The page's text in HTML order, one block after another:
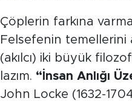
Çöplerin farkına
Felsefenin
(akılcı) iki büyük
lazım. “İnsan Anlığı
John Locke (1632-